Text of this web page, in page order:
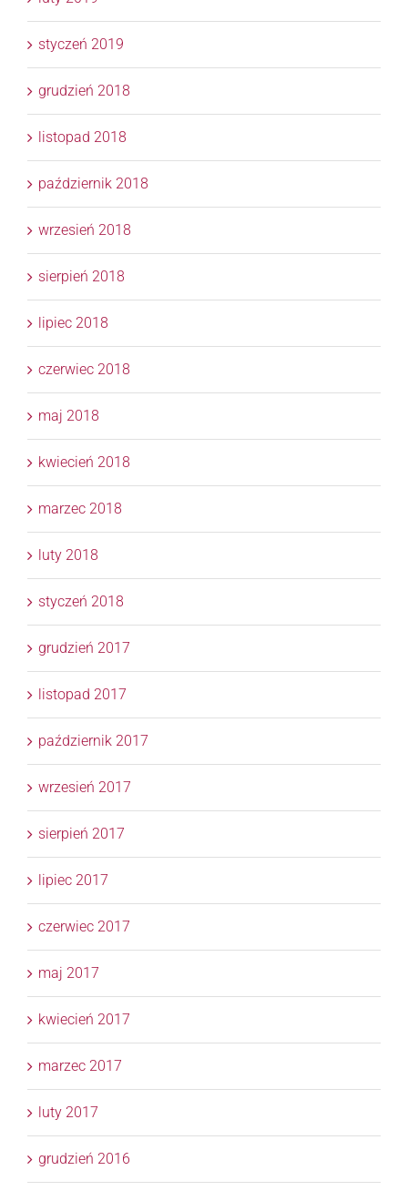
styczeń 2019
grudzień 2018
listopad 2018
październik 2018
wrzesień 2018
sierpień 2018
lipiec 2018
czerwiec 2018
maj 2018
kwiecień 2018
marzec 2018
luty 2018
styczeń 2018
grudzień 2017
listopad 2017
październik 2017
wrzesień 2017
sierpień 2017
lipiec 2017
czerwiec 2017
maj 2017
kwiecień 2017
marzec 2017
luty 2017
grudzień 2016